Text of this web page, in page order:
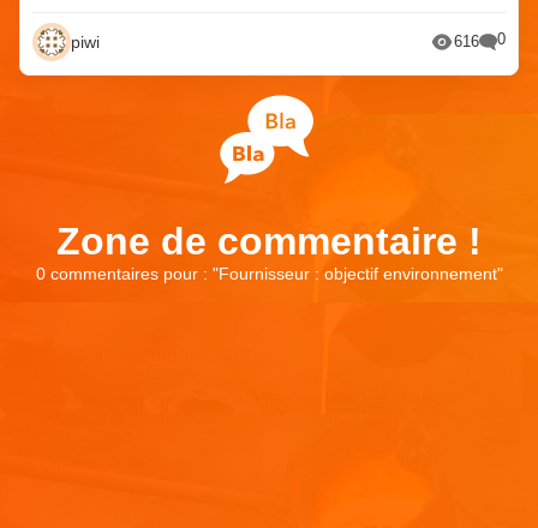
piwi 616 0
Zone de commentaire !
0 commentaires pour : "Fournisseur : objectif environnement"